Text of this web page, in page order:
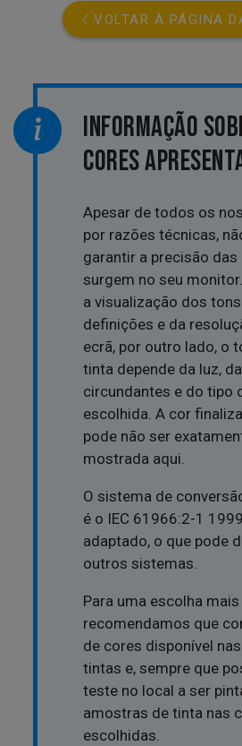
VOLTAR À PÁGINA
INFORMAÇÃO
CORES
Apesar de todos os
por razões técnicas,
garantir a precisão
surgem no seu
a visualização dos
definições e da
ecrã, por outro lado, o
tinta depende da luz,
circundantes e do tipo
escolhida. A cor
pode não ser
mostrada aqui.
O sistema de
é o IEC 61966:2-1
adaptado, o que pode
outros sistemas.
Para uma escolha
recomendamos que
de cores disponível
tintas e, sempre que
teste no local a ser
amostras de tinta nas
escolhidas.